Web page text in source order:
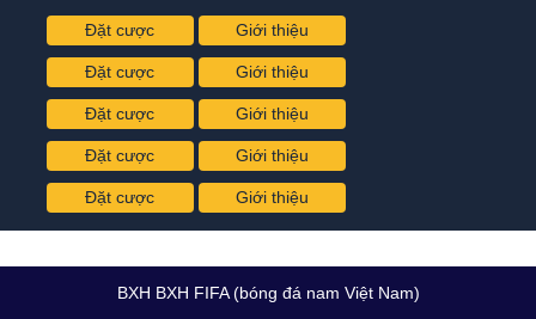
Đặt cược Giới thiệu
Đặt cược Giới thiệu
Đặt cược Giới thiệu
Đặt cược Giới thiệu
Đặt cược Giới thiệu
BXH BXH FIFA (bóng đá nam Việt Nam)